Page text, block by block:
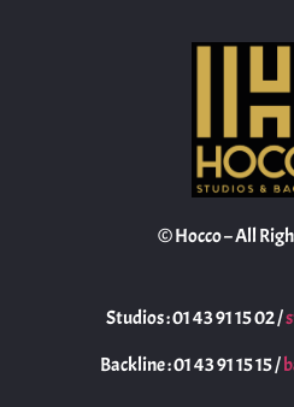
© Hocco – All
Studios : 01 43 91 15 02 /
Backline : 01 43 91 15 15 /